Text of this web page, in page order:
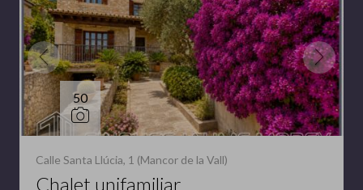
50
Calle Santa Llúcia, 1 (Mancor de la Vall)
Chalet unifamiliar